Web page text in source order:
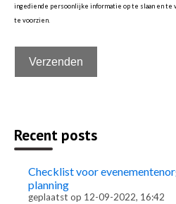
ingediende persoonlijke informatie op te slaan en te
te voorzien.
Recent posts
Checklist voor
planning
geplaatst op 12-09-2022, 16:42